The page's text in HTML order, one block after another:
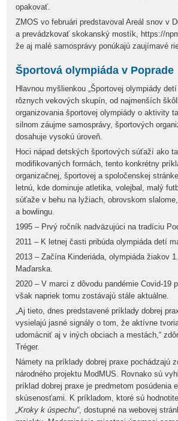
opakovať.
ZMOS vo februári predstavoval Areál snov v
a prevádzkovať skokanský mostík, https://
že aj malé samosprávy ponúkajú zaujímavé
Športová olympiáda v Poprade
Hlavnou myšlienkou „Športovej olympiády
rôznych vekových skupín, od najmenších
organizovania športovej olympiády o aktivity
silnom záujme samosprávy, športových
dosahuje vysokú úroveň.
Hoci nápad detských športových súťaží ako
modifikovaných formách, tento konkrétny
organizačnej, športovej a spoločenskej
letnú, kde dominuje atletika, volejbal, malý
súťaže v behu na lyžiach, obrovskom
a bowlingu.
1995 – Prvý ročník nadväzujúci na tradíciu
2011 – K letnej časti pribúda olympiáda detí
2013 – Začína Kinderiáda, olympiáda žiakov
Maďarska.
2020 – V marci z dôvodu pandémie Covid-
však napriek tomu zostávajú stále aktuálne.
„Aj tieto, dnes predstavené príklady dobrej
vysielajú jasné signály o tom, že aktívne
udomácniť aj v iných obciach a mestách,“
Tréger.
Námety na príklady dobrej praxe
národného projektu ModMUS. Rovnako sú
príklad dobrej praxe je predmetom posúdenia
skúsenosťami. K príkladom, ktoré sú
„Kroky k úspechu“, dostupné na webovej